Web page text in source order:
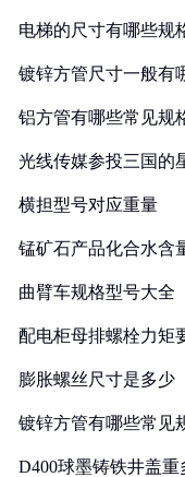
电梯的尺寸有哪些规
镀锌方管尺寸一般有
铝方管有哪些常见规
光线传媒参投三国的
横担型号对应重量
锰矿石产品化合水含
曲臂车规格型号大全
配电柜母排螺栓力矩
膨胀螺丝尺寸是多少
镀锌方管有哪些常见
D400球墨铸铁井盖重